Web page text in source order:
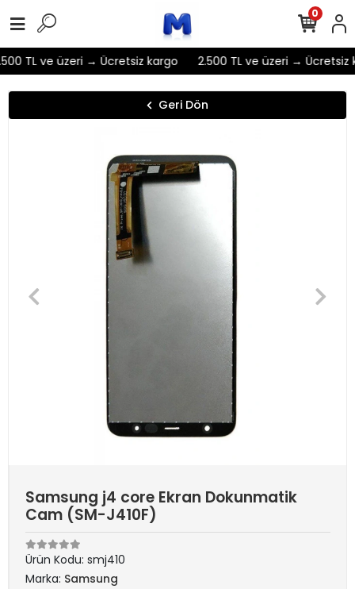
TL ve üzeri → Ücretsiz kargo 2.500 TL ve üzeri → Ücretsiz
0
Geri Dön
Samsung j4 core Ekran Dokunmatik
Cam (SM-J410F)
Ürün Kodu: smj410
Marka: Samsung